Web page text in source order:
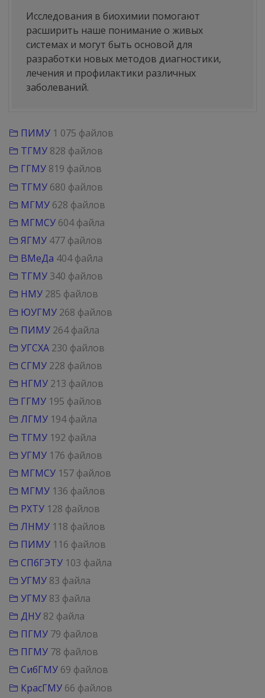
Исследования в биохимии помогают
расширить наше понимание о живых
системах и могут быть основой для
разработки новых методов диагностики,
лечения и профилактики различных
заболеваний.
ПИМУ 1 075 файлов
ТГМУ 828 файлов
ГГМУ 819 файлов
ТГМУ 680 файлов
МГМУ 628 файлов
МГМСУ 604 файла
ЯГМУ 477 файлов
ВМеДа 404 файла
ТГМУ 340 файлов
НМУ 285 файлов
ЮУГМУ 268 файлов
ПИМУ 264 файла
УГСХА 230 файлов
СГМУ 228 файлов
НГМУ 213 файлов
ГГМУ 195 файлов
ЛГМУ 194 файла
ТГМУ 192 файла
УГМУ 176 файлов
МГМСУ 157 файлов
МГМУ 136 файлов
РХТУ 128 файлов
ЛНМУ 118 файлов
ПИМУ 116 файлов
СПбГЭТУ 103 файла
УГМУ 83 файла
УГМУ 83 файла
ДНУ 82 файла
ПГМУ 79 файлов
ПГМУ 78 файлов
СибГМУ 69 файлов
КрасГМУ 66 файлов